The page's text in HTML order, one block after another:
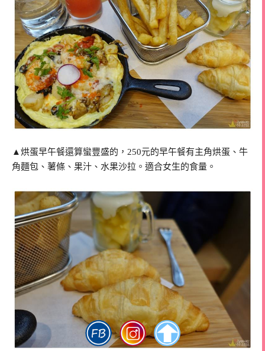
▲烘蛋早午餐還算蠻豐盛的，250元的早午餐有主角烘蛋、牛
角麵包、薯條、果汁、水果沙拉。適合女生的食量。